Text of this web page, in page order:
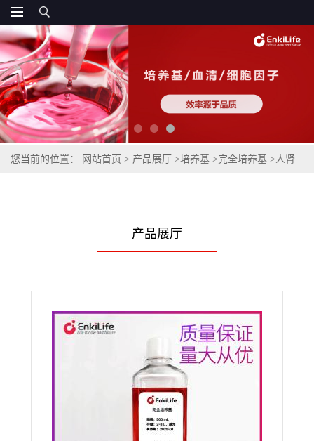
您当前的位置： 网站首页 > 产品展厅 >培养基 >完全培养基 >人肾
产品展厅